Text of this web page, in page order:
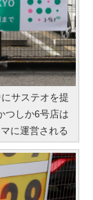
サステオを提
つしか6号店は
に運営される